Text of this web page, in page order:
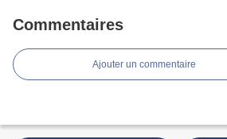
Commentaires
Ajouter un commentaire